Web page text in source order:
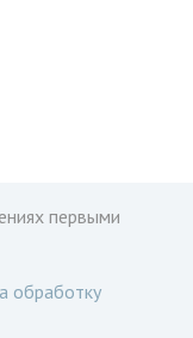
первыми
обработку